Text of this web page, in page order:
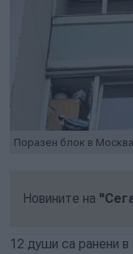
Поразен блок в Москва
Новините на
12 души са ранени